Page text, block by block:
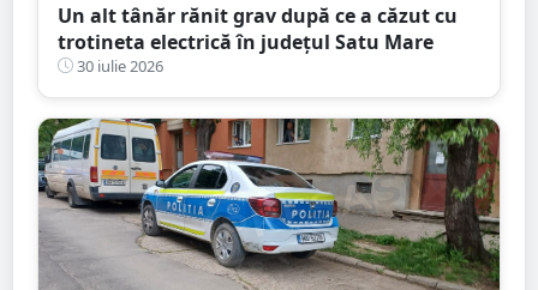
Un alt tânăr rănit grav după ce a căzut cu
trotineta electrică în județul Satu Mare
30 iulie 2026